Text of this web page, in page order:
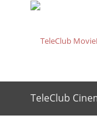
TeleClub